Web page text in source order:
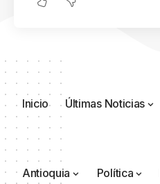
Inicio Últimas Noticias
Antioquia Política